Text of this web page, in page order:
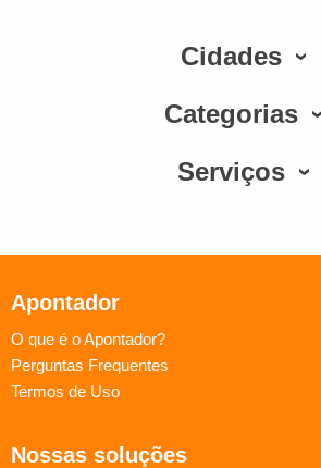
Cidades
Categorias
Serviços
Apontador
O que é o Apontador?
Perguntas Frequentes
Termos de Uso
Nossas soluções